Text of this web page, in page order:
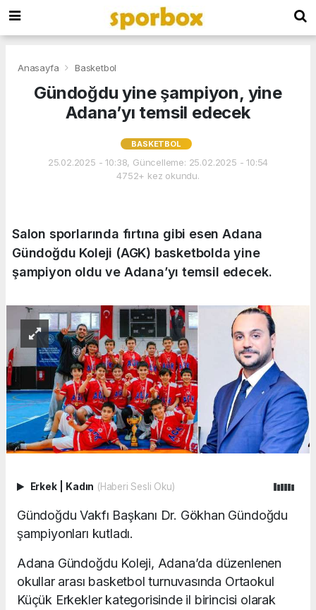
Anasayfa Basketbol
Gündoğdu yine şampiyon, yine
Adana’yı temsil edecek
BASKETBOL
25.02.2025 - 10:38, Güncelleme: 25.02.2025 - 10:54
4752+ kez okundu.
Salon sporlarında fırtına gibi esen Adana
Gündoğdu Koleji (AGK) basketbolda yine
şampiyon oldu ve Adana’yı temsil edecek.
Erkek Kadın (Haberi Sesli Oku)
Gündoğdu Vakfı Başkanı Dr. Gökhan Gündoğdu
şampiyonları kutladı.
Adana Gündoğdu Koleji, Adana’da düzenlenen
okullar arası basketbol turnuvasında Ortaokul
Küçük Erkekler kategorisinde il birincisi olarak